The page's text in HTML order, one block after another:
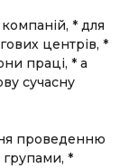
* для
центрів, *
праці, * а
сучасну
проведенню
групами, *